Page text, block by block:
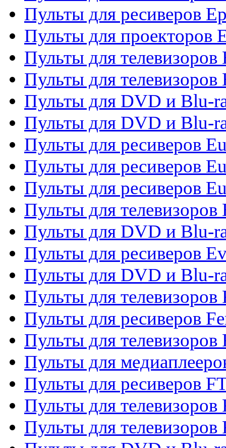
Пульты для ресиверов
Пульты для проекторов
Пульты для телевизоров
Пульты для телевизоров
Пульты для DVD и Blu-
Пульты для DVD и Blu-
Пульты для ресиверов
Пульты для ресиверов
Пульты для ресиверов
Пульты для телевизоров
Пульты для DVD и Blu-
Пульты для ресиверов
Пульты для DVD и Blu-
Пульты для телевизоров
Пульты для ресиверов
Пульты для
Пульты для
Пульты для ресиверов
Пульты для телевизоров
Пульты для телевизоров